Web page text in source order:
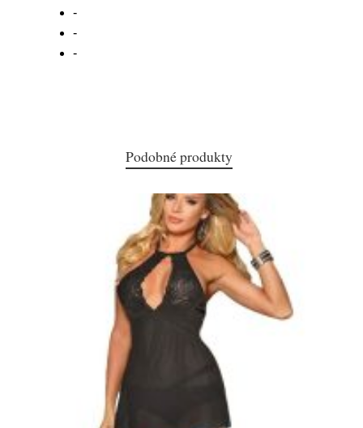
-
-
-
Podobné produkty